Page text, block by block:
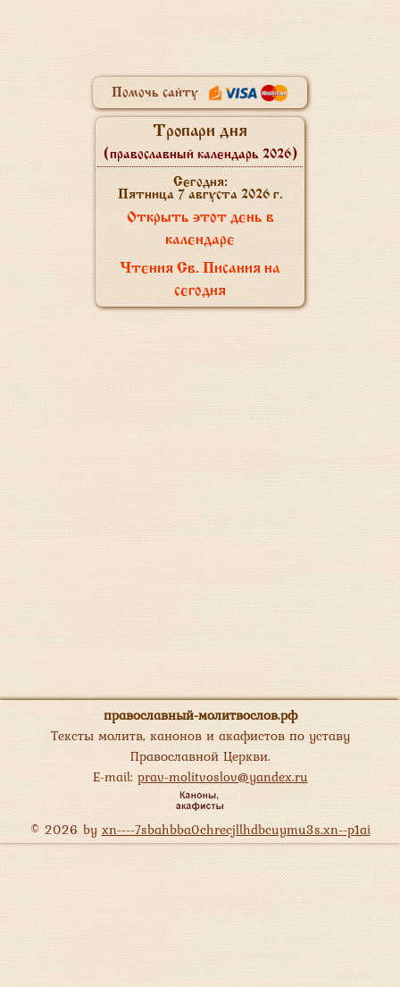
Помочь сайту
Тропари дня
(православный календарь 2026)
Сегодня:
Пятница 7 августа 2026 г.
Открыть этот день в
календаре
Чтения Св. Писания на
сегодня
православный-молитвослов.рф
Тексты молитв, канонов и акафистов по уставу
Православной Церкви.
E-mail:prav-molitvoslov@yandex.ru
© 2026 byxn----7sbahbba0chrecjllhdbcuymu3s.xn--p1ai